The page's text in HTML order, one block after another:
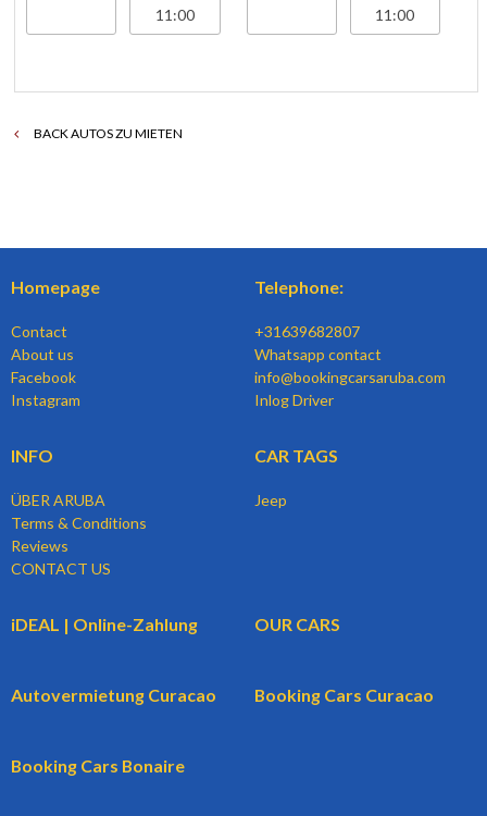
BACK AUTOS ZU MIETEN
Homepage
Contact
About us
Facebook
Instagram
Telephone:
+31639682807
Whatsapp contact
info@bookingcarsaruba.com
Inlog Driver
INFO
ÜBER ARUBA
Terms & Conditions
Reviews
CONTACT US
CAR TAGS
Jeep
iDEAL | Online-Zahlung OUR CARS
Autovermietung Curacao Booking Cars Curacao
Booking Cars Bonaire